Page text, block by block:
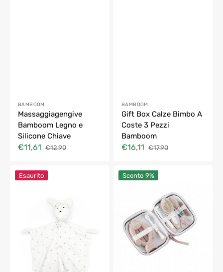
Fornitore:
BAMBOOM
Massaggiagengive
Bamboom Legno e
Silicone Chiave
Prezzo
vendita
€11,61
Prezzo
listino
€12,90
Fornitore:
BAMBOOM
Gift Box Calze Bimbo A
Coste 3 Pezzi
Bamboom
Prezzo
vendita
€16,11
Prezzo
listino
€17,90
Doudou
Muslin
Esaurito
Set
igiene
Sconto 9%